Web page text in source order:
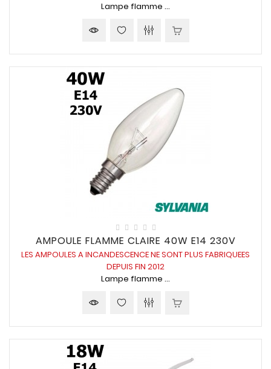
Lampe flamme ...
AMPOULE FLAMME CLAIRE 40W E14 230V
LES AMPOULES A INCANDESCENCE NE SONT PLUS FABRIQUEES
DEPUIS FIN 2012
Lampe flamme ...